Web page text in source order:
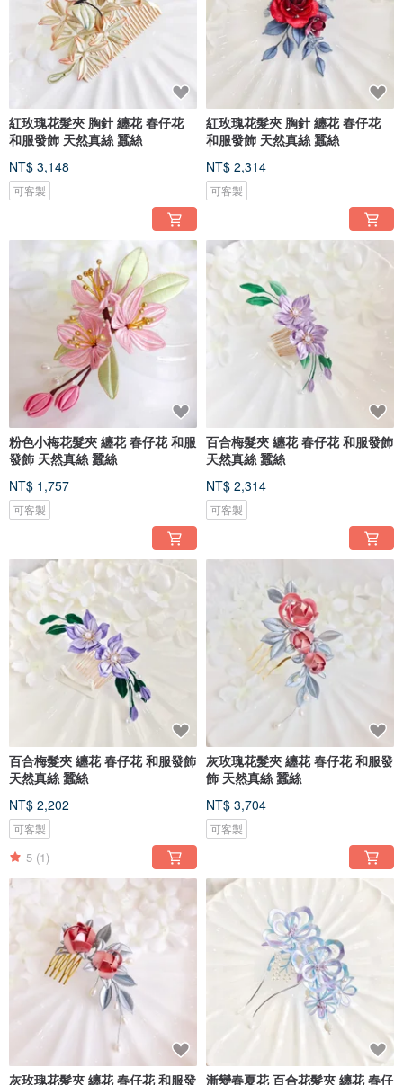
紅玫瑰花髮夾 胸針 纏花 春仔花
和服發飾 天然真絲 蠶絲
NT$ 3,148
可客製
紅玫瑰花髮夾 胸針 纏花 春仔花
和服發飾 天然真絲 蠶絲
NT$ 2,314
可客製
粉色小梅花髮夾 纏花 春仔花 和服
發飾 天然真絲 蠶絲
NT$ 1,757
可客製
百合梅髮夾 纏花 春仔花 和服發飾
天然真絲 蠶絲
NT$ 2,314
可客製
百合梅髮夾 纏花 春仔花 和服發飾
天然真絲 蠶絲
NT$ 2,202
可客製
5 (1)
灰玫瑰花髮夾 纏花 春仔花 和服發
飾 天然真絲 蠶絲
NT$ 3,704
可客製
灰玫瑰花髮夾 纏花 春仔花 和服發 漸變春夏花 百合花髮夾 纏花 春仔